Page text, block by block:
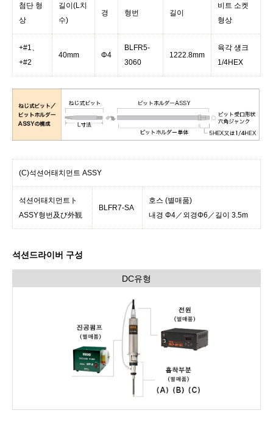
첨단 형
상
길이(L치
수)
경 형번 길이
비트 소켓
형상
+#1、
+#2
40mm Φ4
BLFR5-
3060
1222.8mm
육각 섕크
1/4HEX
(C)석션어태치먼트 ASSY
석션어태치먼트ト
ASSY형번及び外観
BLFR7-SA
호스 (별매품)
내경 Φ4／외경Φ6／길이 3.5m
석션드라이버 구성
DC유형